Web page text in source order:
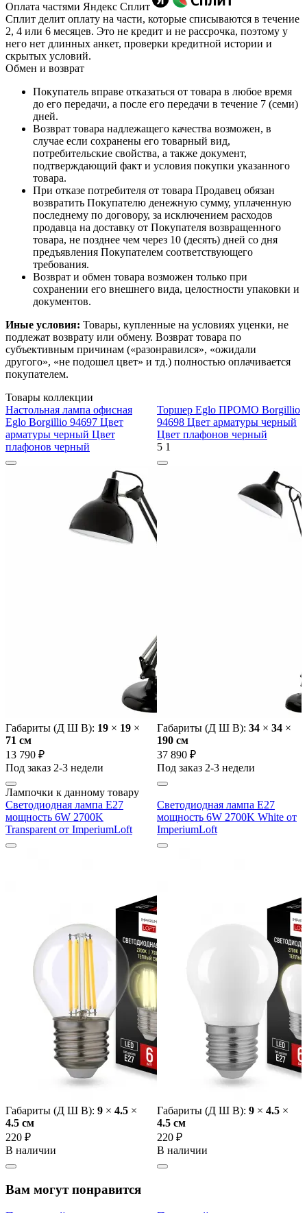
Оплата частями Яндекс Сплит
Сплит делит оплату на части, которые списываются в течение
2, 4 или 6 месяцев. Это не кредит и не рассрочка, поэтому у
него нет длинных анкет, проверки кредитной истории и
скрытых условий.
Обмен и возврат
Покупатель вправе отказаться от товара в любое время
до его передачи, а после его передачи в течение 7 (семи)
дней.
Возврат товара надлежащего качества возможен, в
случае если сохранены его товарный вид,
потребительские свойства, а также документ,
подтверждающий факт и условия покупки указанного
товара.
При отказе потребителя от товара Продавец обязан
возвратить Покупателю денежную сумму, уплаченную
последнему по договору, за исключением расходов
продавца на доставку от Покупателя возвращенного
товара, не позднее чем через 10 (десять) дней со дня
предъявления Покупателем соответствующего
требования.
Возврат и обмен товара возможен только при
сохранении его внешнего вида, целостности упаковки и
документов.
Иные условия: Товары, купленные на условиях уценки, не
подлежат возврату или обмену. Возврат товара по
субъективным причинам («разонравился», «ожидали
другого», «не подошел цвет» и тд.) полностью оплачивается
покупателем.
Товары коллекции
Настольная лампа офисная
Eglo Borgillio 94697 Цвет
арматуры черный Цвет
плафонов черный
Габариты (Д Ш В): 19 × 19 ×
71 cм
13 790 ₽
Под заказ 2-3 недели
Торшер Eglo ПРОМО Borgillio
94698 Цвет арматуры черный
Цвет плафонов черный
5 1
Габариты (Д Ш В): 34 × 34 ×
190 cм
37 890 ₽
Под заказ 2-3 недели
Лампочки к данному товару
Светодиодная лампа E27
мощность 6W 2700K
Transparent от ImperiumLoft
Габариты (Д Ш В): 9 × 4.5 ×
4.5 cм
220 ₽
В наличии
Светодиодная лампа E27
мощность 6W 2700K White от
ImperiumLoft
Габариты (Д Ш В): 9 × 4.5 ×
4.5 cм
220 ₽
В наличии
Вам могут понравится